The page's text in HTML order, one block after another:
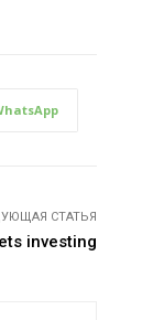
СТАТЬЯ
investing